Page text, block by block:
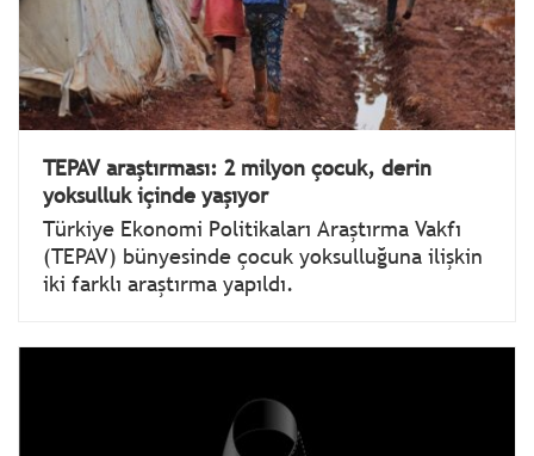
TEPAV araştırması: 2 milyon çocuk, derin
yoksulluk içinde yaşıyor
Türkiye Ekonomi Politikaları Araştırma Vakfı
(TEPAV) bünyesinde çocuk yoksulluğuna ilişkin
iki farklı araştırma yapıldı.